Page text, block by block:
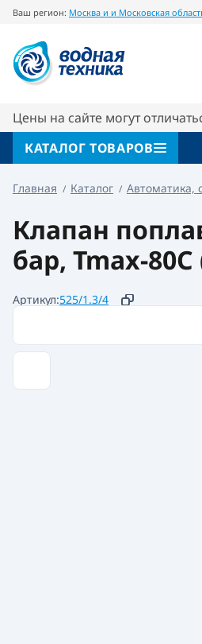
Ваш регион: Москва и и Московская
Цены на сайте могут
КАТАЛОГ ТОВАРОВ
Главная Каталог Автоматика,
Клапан
бар, Tmax-80C
Артикул:525/1.3/4